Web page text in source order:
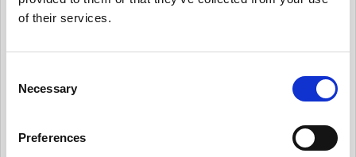
of their services.
Necessary
Preferences
有用情報_従業員トレーニングとプライバシーに
ついての認知活動を実施
有用情報_情報セキュリティ・リスクを日常的に
管理する